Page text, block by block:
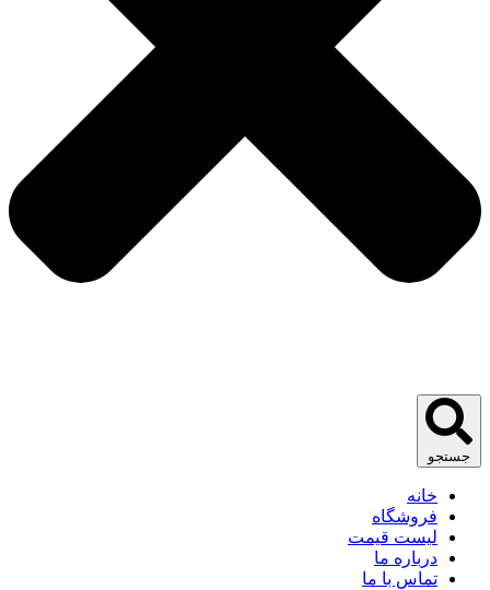
جستجو
خانه
فروشگاه
لیست قیمت
درباره ما
تماس با ما